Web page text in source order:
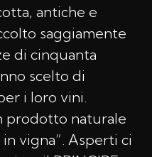
antiche e
saggiamente
di cinquanta
scelto di
i loro vini.
prodotto naturale
vigna”. Asperti ci